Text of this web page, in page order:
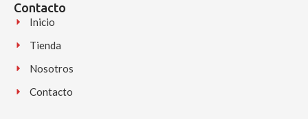
Contacto
Inicio
Tienda
Nosotros
Contacto